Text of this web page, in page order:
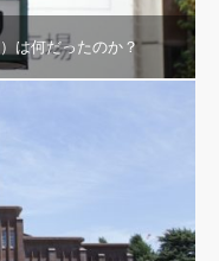
は何だったのか？